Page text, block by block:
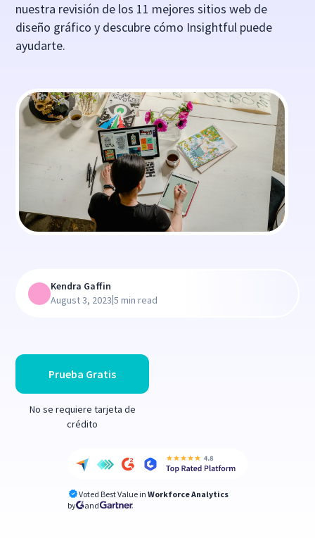
nuestra revisión de los 11 mejores sitios web de
diseño gráfico y descubre cómo Insightful puede
ayudarte.
Prueba Gratis
No se requiere tarjeta de
crédito
Voted Best Value in Workforce Analytics
by
and
Kendra Gaffin
August 3, 2023|5 min read